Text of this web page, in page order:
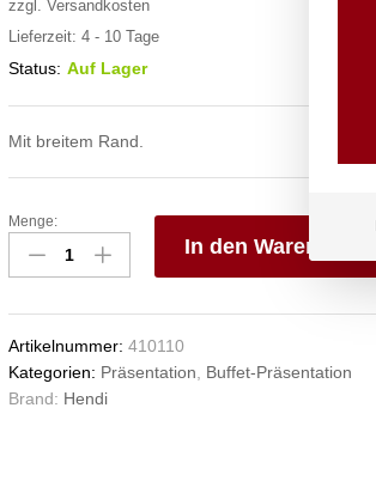
zzgl. Versandkosten
Lieferzeit: 4 - 10 Tage
Status: Auf Lager
Mit breitem Rand.
Serviertablett
GN
1/1,
Anzahl
Menge:
In den Warenkorb
Artikelnummer: 410110
Kategorien: Präsentation, Buffet-Präsentation
Brand: Hendi